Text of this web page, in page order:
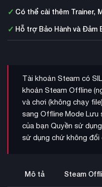
✓ Có thể cài thêm Trainer,
✓ Hỗ trợ Bảo Hành và Đảm
Tài khoản Steam có
khoản Steam Offline
và chơi (không chạy
sang Offline Mode Lưu
của bạn Quyền sử
sử dụng chứ không đổi
Mô tả Steam